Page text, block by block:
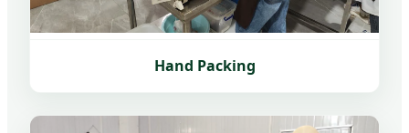
Hand Packing